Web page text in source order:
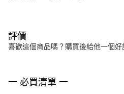
評價
喜歡這個商品嗎？購買後給他一個好
一 必買清單 一